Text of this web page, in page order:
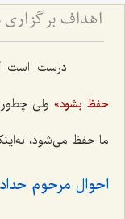
درست است که
حفظ بشود» ولی
ما حفظ می‌شود،
احوال مرحوم